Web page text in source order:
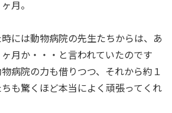
月。
には動物病院の先生たちからは、あ
月か・・・と言われていたのです
病院の力も借りつつ、それから約１
も驚くほど本当によく頑張ってくれ